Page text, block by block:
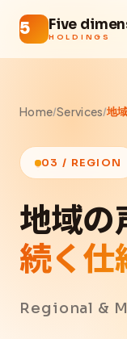
Five
HOLDINGS
Home/Services/地
03 / REGION
地域の
続く仕
Regional &